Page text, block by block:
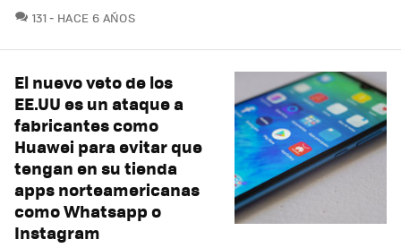
131 COMENTARIOS
HACE 6 AÑOS
El nuevo veto de los
EE.UU es un ataque a
fabricantes como
Huawei para evitar que
tengan en su tienda
apps norteamericanas
como Whatsapp o
Instagram